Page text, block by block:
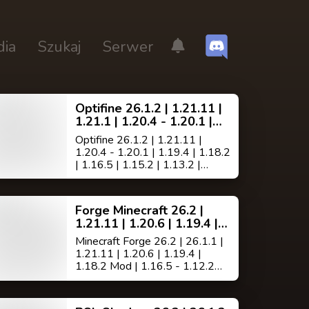
Szukaj Serwer
Optifine 26.1.2 | 1.21.11 |
1.21.1 | 1.20.4 - 1.20.1 |
1.19.4 | Mod 1.18.2 1.12.2
Minecraft HD
Optifine 26.1.2 | 1.21.11 |
1.20.4 - 1.20.1 | 1.19.4 | 1.18.2
| 1.16.5 | 1.15.2 | 1.13.2 |
1.12.2 | 1.18.9 | 1.7.10 jest
polepszającym wygląd
oraz szybkość gry,(posiada
wbudowane wsparcie dla HD
tekstur, czcionek HD i
BetterGrass, nie
wymaga MCPatcher ).
Forge Minecraft 26.2 |
1.21.11 | 1.20.6 | 1.19.4 |
1.18.2 | 1.17.1 | 1.16.5 |
1.13.2 | 1.12.2 | 1.8.9 |
1.7.10
Minecraft Forge 26.2 | 26.1.1 |
1.21.11 | 1.20.6 | 1.19.4 |
1.18.2 Mod | 1.16.5 - 1.12.2
jest już dostępny do pobrania.